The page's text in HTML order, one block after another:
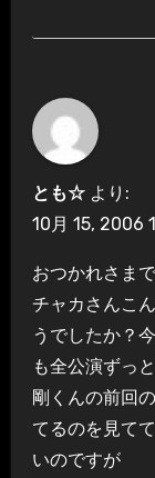
とも☆ より:
10月 15, 2006
おつかれさま
チャカさんこ
うでしたか？
も全公演ずっ
剛くんの前回
てるのを見て
いのですが